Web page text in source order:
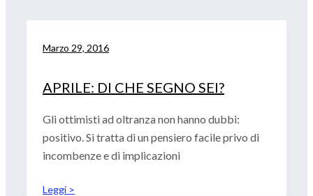
Marzo 29, 2016
APRILE: DI CHE SEGNO SEI?
Gli ottimisti ad oltranza non hanno dubbi:
positivo. Si tratta di un pensiero facile privo di
incombenze e di implicazioni
Leggi >